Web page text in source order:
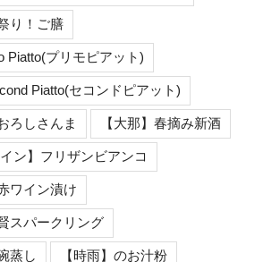
り！ご膳
Piatto(プリモピアット)
Piatto(セコンドピアット)
ろしさんま 【大那】春摘み新酒
ン】フリザンビアンコ
ワイン漬け
スパークリング
蒸し 【時雨】のお汁粉